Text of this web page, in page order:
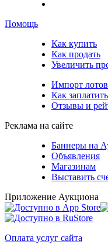
Помощь
Как купить
Как продать
Увеличить
Импорт лотов
Как
Отзывы и
Реклама на сайте
Баннеры на
Объявления
Магазинам
Выставить
Приложение Аукциона
Оплата услуг сайта